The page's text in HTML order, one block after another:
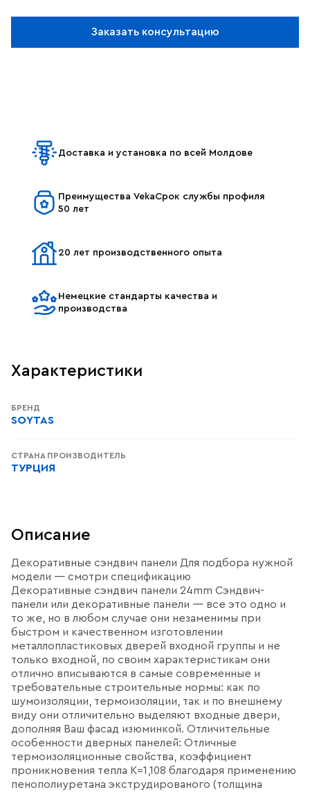
Заказать консультацию
Доставка и установка по всей Молдове
Преимущества VekaСрок службы профиля
50 лет
20 лет производственного опыта
Немецкие стандарты качества и
производства
Характеристики
БРЕНД
SOYTAS
СТРАНА ПРОИЗВОДИТЕЛЬ
ТУРЦИЯ
Описание
Декоративные сэндвич панели Для подбора нужной
модели — смотри спецификацию
Декоративные сэндвич панели 24mm Сэндвич-
панели или декоративные панели — все это одно и
то же, но в любом случае они незаменимы при
быстром и качественном изготовлении
металлопластиковых дверей входной группы и не
только входной, по своим характеристикам они
отлично вписываются в самые современные и
требовательные строительные нормы: как по
шумоизоляции, термоизоляции, так и по внешнему
виду они отличительно выделяют входные двери,
дополняя Ваш фасад изюминкой. Отличительные
особенности дверных панелей: Отличные
термоизоляционные свойства, коэффициент
проникновения тепла К=1,108 благодаря применению
пенополиуретана экструдированого (толщина